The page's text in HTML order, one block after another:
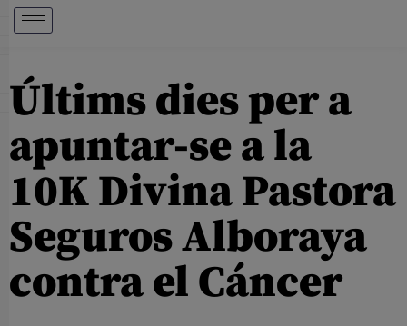
Últims dies per a
apuntar-se a la
10K Divina Pastora
Seguros Alboraya
contra el Cáncer